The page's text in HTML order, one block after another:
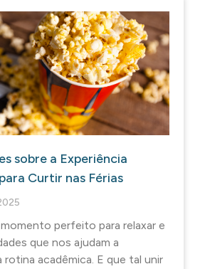
sobre a Experiência
Curtir nas Férias
perfeito para relaxar e
que nos ajudam a
acadêmica. E que tal unir